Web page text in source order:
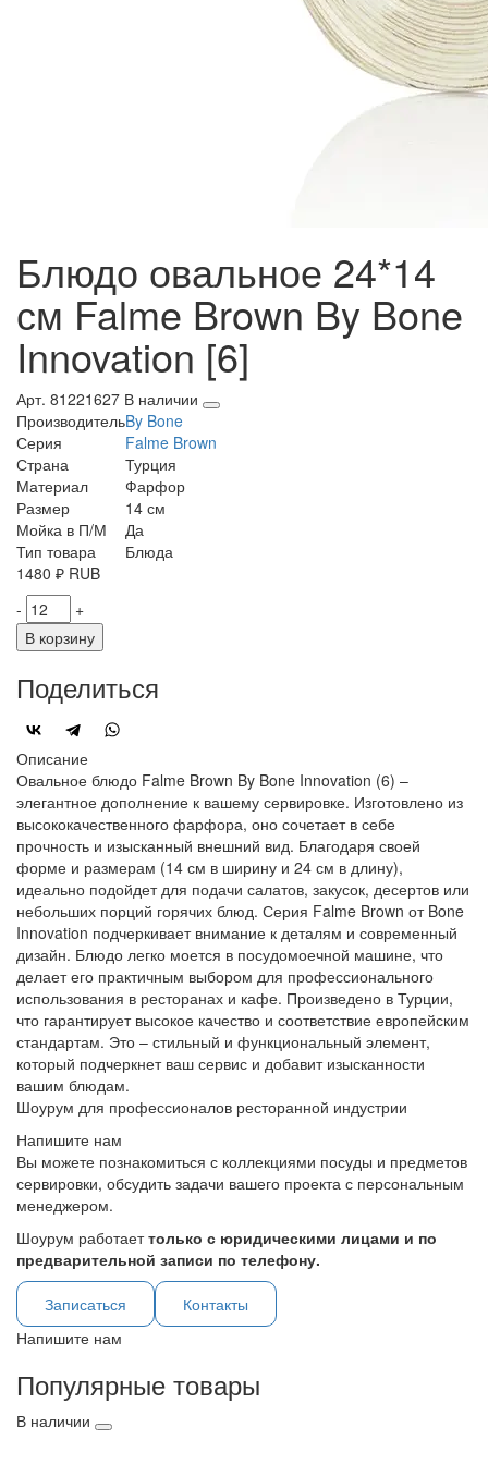
Блюдо овальное 24*14
см Falme Brown By Bone
Innovation [6]
Арт. 81221627 В наличии
ПроизводительBy Bone
Серия
Falme Brown
Страна
Турция
Материал
Фарфор
Размер
14 см
Мойка в П/М
Да
Тип товара
Блюда
1480 ₽ RUB
-
+
В корзину
Поделиться
Описание
Овальное блюдо Falme Brown By Bone Innovation (6) –
элегантное дополнение к вашему сервировке. Изготовлено из
высококачественного фарфора, оно сочетает в себе
прочность и изысканный внешний вид. Благодаря своей
форме и размерам (14 см в ширину и 24 см в длину),
идеально подойдет для подачи салатов, закусок, десертов или
небольших порций горячих блюд. Серия Falme Brown от Bone
Innovation подчеркивает внимание к деталям и современный
дизайн. Блюдо легко моется в посудомоечной машине, что
делает его практичным выбором для профессионального
использования в ресторанах и кафе. Произведено в Турции,
что гарантирует высокое качество и соответствие европейским
стандартам. Это – стильный и функциональный элемент,
который подчеркнет ваш сервис и добавит изысканности
вашим блюдам.
Шоурум для профессионалов ресторанной индустрии
Напишите нам
Вы можете познакомиться с коллекциями посуды и предметов
сервировки, обсудить задачи вашего проекта с персональным
менеджером.
Шоурум работаеттолько с юридическими лицами и по
предварительной записи по телефону.
Записаться
Контакты
Напишите нам
Популярные товары
В наличии